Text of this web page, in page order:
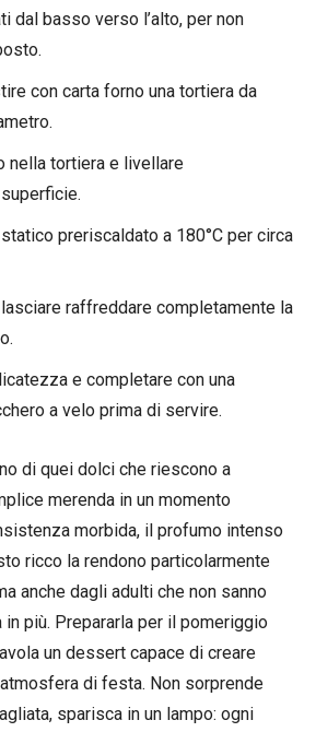
dal basso verso l’alto, per non
con carta forno una tortiera da
nella tortiera e livellare
preriscaldato a 180°C per circa
raffreddare completamente la
e completare con una
a velo prima di servire.
di quei dolci che riescono a
merenda in un momento
morbida, il profumo intenso
ricco la rendono particolarmente
anche dagli adulti che non sanno
più. Prepararla per il pomeriggio
un dessert capace di creare
di festa. Non sorprende
sparisca in un lampo: ogni